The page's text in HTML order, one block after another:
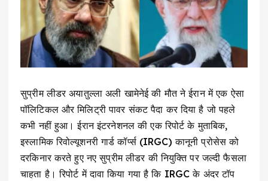
सुप्रीम लीडर अयातुल्ला अली खामेनेई की मौत ने ईरान में एक ऐसा
पॉलिटिकल और मिलिट्री पावर संकट पैदा कर दिया है जो पहले
कभी नहीं हुआ। ईरान इंटरनेशनल की एक रिपोर्ट के मुताबिक,
इस्लामिक रिवोल्यूशनरी गार्ड कॉर्प्स (IRGC) कानूनी प्रोसेस को
दरकिनार करते हुए नए सुप्रीम लीडर की नियुक्ति पर जल्दी फैसला
चाहता है। रिपोर्ट में दावा किया गया है कि IRGC के अंदर टॉप